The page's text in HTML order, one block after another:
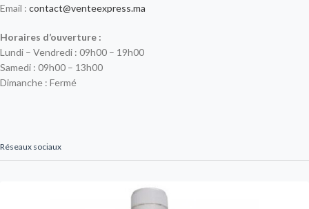
Email : contact@venteexpress.ma
Horaires d’ouverture :
Lundi – Vendredi : 09h00 – 19h00
Samedi : 09h00 – 13h00
Dimanche : Fermé
Réseaux sociaux